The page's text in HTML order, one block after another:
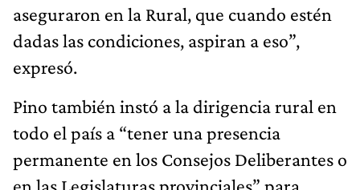
aseguraron en la Rural, que cuando estén
dadas las condiciones, aspiran a eso”,
expresó.
Pino también instó a la dirigencia rural en
todo el país a “tener una presencia
permanente en los Consejos Deliberantes o